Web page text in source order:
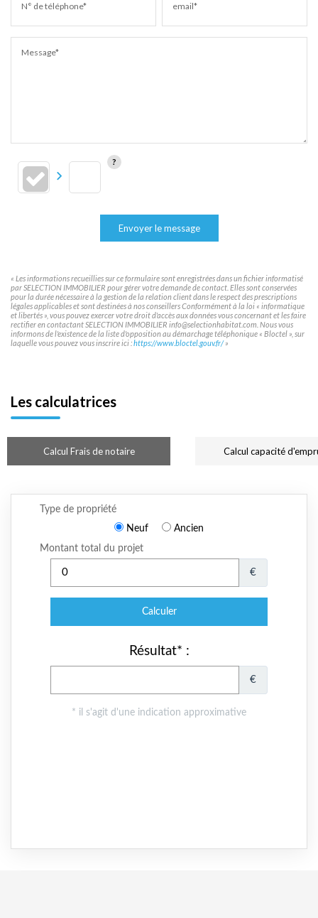
N° de téléphone* email*
Message*
Envoyer le message
« Les informations recueillies sur ce formulaire sont enregistrées dans un fichier informatisé
par SELECTION IMMOBILIER pour gérer votre demande de contact. Elles sont conservées
pour la durée nécessaire à la gestion de la relation client dans le respect des prescriptions
légales applicables et sont destinées à nos conseillers Conformément à la loi « informatique
et libertés », vous pouvez exercer votre droit d'accès aux données vous concernant et les faire
rectifier en contactant SELECTION IMMOBILIER info@selectionhabitat.com. Nous vous
informons de l'existence de la liste d'opposition au démarchage téléphonique « Bloctel », sur
laquelle vous pouvez vous inscrire ici :https://www.bloctel.gouv.fr/»
Les calculatrices
Calcul Frais de notaire Calcul capacité